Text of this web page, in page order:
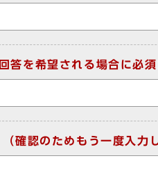
回答を希望される場合に必
（確認のためもう一度入力